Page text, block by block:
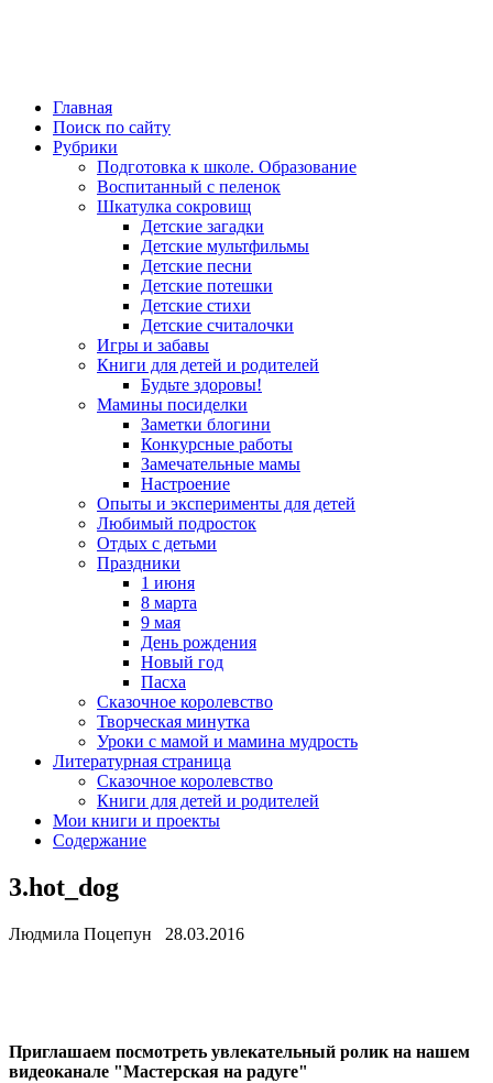
Главная
Поиск по сайту
Рубрики
Подготовка к школе. Образование
Воспитанный с пеленок
Шкатулка сокровищ
Детские загадки
Детские мультфильмы
Детские песни
Детские потешки
Детские стихи
Детские считалочки
Игры и забавы
Книги для детей и родителей
Будьте здоровы!
Мамины посиделки
Заметки блогини
Конкурсные работы
Замечательные мамы
Настроение
Опыты и эксперименты для детей
Любимый подросток
Отдых с детьми
Праздники
1 июня
8 марта
9 мая
День рождения
Новый год
Пасха
Сказочное королевство
Творческая минутка
Уроки с мамой и мамина мудрость
Литературная страница
Сказочное королевство
Книги для детей и родителей
Мои книги и проекты
Содержание
3.hot_dog
Людмила Поцепун 28.03.2016
Приглашаем посмотреть увлекательный ролик на нашем
видеоканале "Мастерская на радуге"